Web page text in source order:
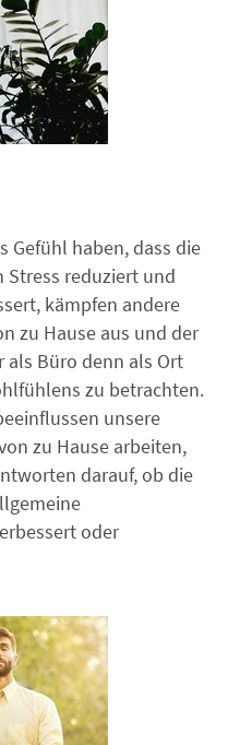
Gefühl haben, dass die
Stress reduziert und
kämpfen andere
zu Hause aus und der
als Büro denn als Ort
zu betrachten.
unsere
zu Hause arbeiten,
darauf, ob die
oder